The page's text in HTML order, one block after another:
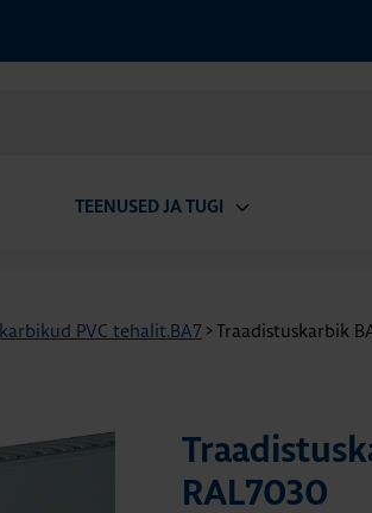
TEENUSED JA TUGI
PVC tehalit.BA7 >Traadistuskarbik
RAL7030